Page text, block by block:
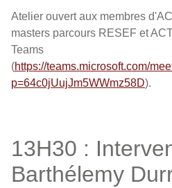
Atelier ouvert aux membres
masters parcours RESEF et
Teams
(https://teams.microsoft.com/
p=64c0jUujJm5WWmz58D).
13H30 :
Barthélemy